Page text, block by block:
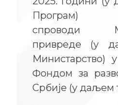
Програм)
спроводи
привреде (у
Министарство)
Фондом за
Србије (у даљем